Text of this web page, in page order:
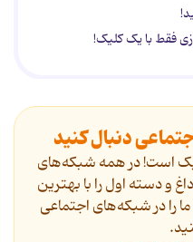
فقط با یک کلیک!
دنبال کنید
است! در همه شبکه‌های
و دسته اول را با بهترین
را در شبکه‌های اجتماعی